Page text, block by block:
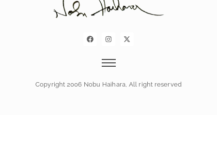
Copyright 2006 Nobu Haihara, All right reserved